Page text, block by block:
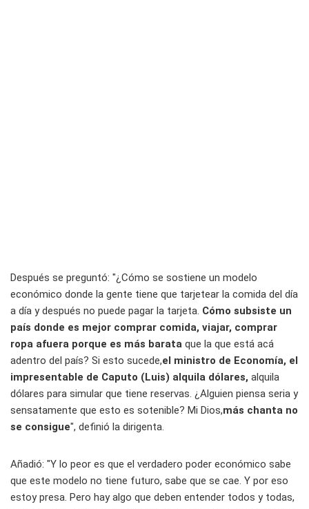
Después se preguntó: "¿Cómo se sostiene un modelo
económico donde la gente tiene que tarjetear la comida del día
a día y después no puede pagar la tarjeta. Cómo subsiste un
país donde es mejor comprar comida, viajar, comprar
ropa afuera porque es más barata que la que está acá
adentro del país? Si esto sucede,el ministro de Economía, el
impresentable de Caputo (Luis) alquila dólares, alquila
dólares para simular que tiene reservas. ¿Alguien piensa seria y
sensatamente que esto es sotenible? Mi Dios,más chanta no
se consigue", definió la dirigenta.
Añadió: "Y lo peor es que el verdadero poder económico sabe
que este modelo no tiene futuro, sabe que se cae. Y por eso
estoy presa. Pero hay algo que deben entender todos y todas,